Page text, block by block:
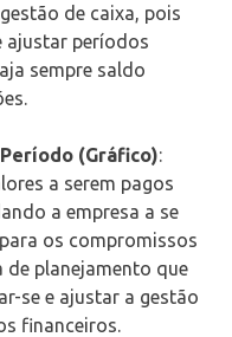
de caixa, pois
ajustar períodos
sempre saldo
(Gráfico):
a serem pagos
a empresa a se
os compromissos
de planejamento que
se e ajustar a gestão
financeiros.